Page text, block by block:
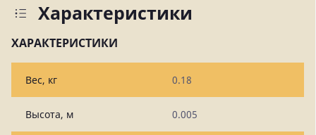
Характеристики
ХАРАКТЕРИСТИКИ
Вес, кг 0.18
Высота, м 0.005